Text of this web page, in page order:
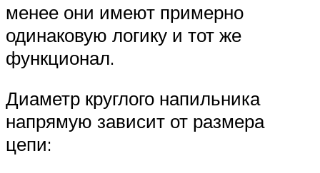
менее они имеют примерно
одинаковую логику и тот же
функционал.
Диаметр круглого напильника
напрямую зависит от размера
цепи: